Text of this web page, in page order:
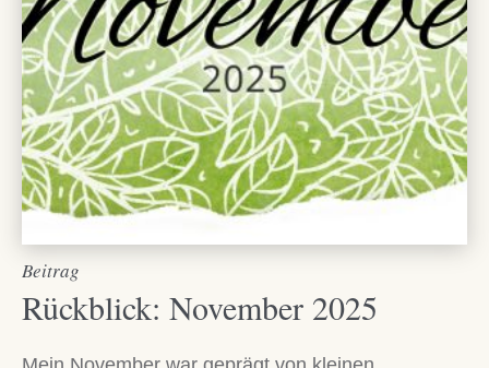
Beitrag
Rückblick: November 2025